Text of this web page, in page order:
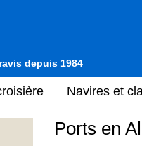
depuis 1984
Navires et
Ports en